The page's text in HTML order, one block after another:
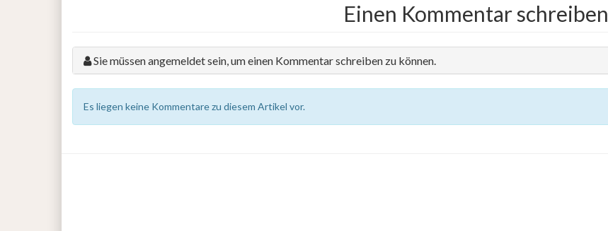
Einen Kommentar schreiben
Sie müssen angemeldet sein, um einen Kommentar schreiben zu können.
Es liegen keine Kommentare zu diesem Artikel vor.